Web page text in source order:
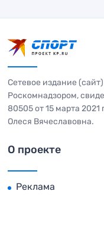
Сетевое издание
Роскомнадзором,
80505 от 15 марта
Олеся Вячеславовна.
О проекте
Реклама